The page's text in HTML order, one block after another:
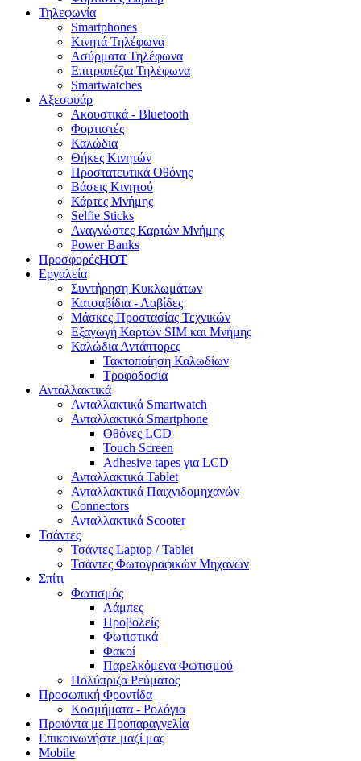
Τηλεφωνία
Smartphones
Κινητά Τηλέφωνα
Ασύρματα Τηλέφωνα
Επιτραπέζια Τηλέφωνα
Smartwatches
Αξεσουάρ
Ακουστικά - Bluetooth
Φορτιστές
Καλώδια
Θήκες Κινητών
Προστατευτικά Οθόνης
Βάσεις Κινητού
Κάρτες Μνήμης
Selfie Sticks
Αναγνώστες Καρτών Μνήμης
Power Banks
ΠροσφορέςHOT
Εργαλεία
Συντήρηση Κυκλωμάτων
Κατσαβίδια - Λαβίδες
Μάσκες Προστασίας Τεχνικών
Εξαγωγή Καρτών SIM και Μνήμης
Καλώδια Αντάπτορες
Τακτοποίηση Καλωδίων
Τροφοδοσία
Ανταλλακτικά
Ανταλλακτικά Smartwatch
Ανταλλακτικά Smartphone
Οθόνες LCD
Touch Screen
Adhesive tapes για LCD
Ανταλλακτικά Tablet
Ανταλλακτικά Παιχνιδομηχανών
Connectors
Ανταλλακτικά Scooter
Τσάντες
Τσάντες Laptop / Tablet
Τσάντες Φωτoγραφικών Μηχανών
Σπίτι
Φωτισμός
Λάμπες
Προβολείς
Φωτιστικά
Φακοί
Παρελκόμενα Φωτισμού
Πολύπριζα Ρεύματος
Προσωπική Φροντίδα
Κοσμήματα - Ρολόγια
Προιόντα με Προπαραγγελία
Επικοινωνήστε μαζί μας
Mobile